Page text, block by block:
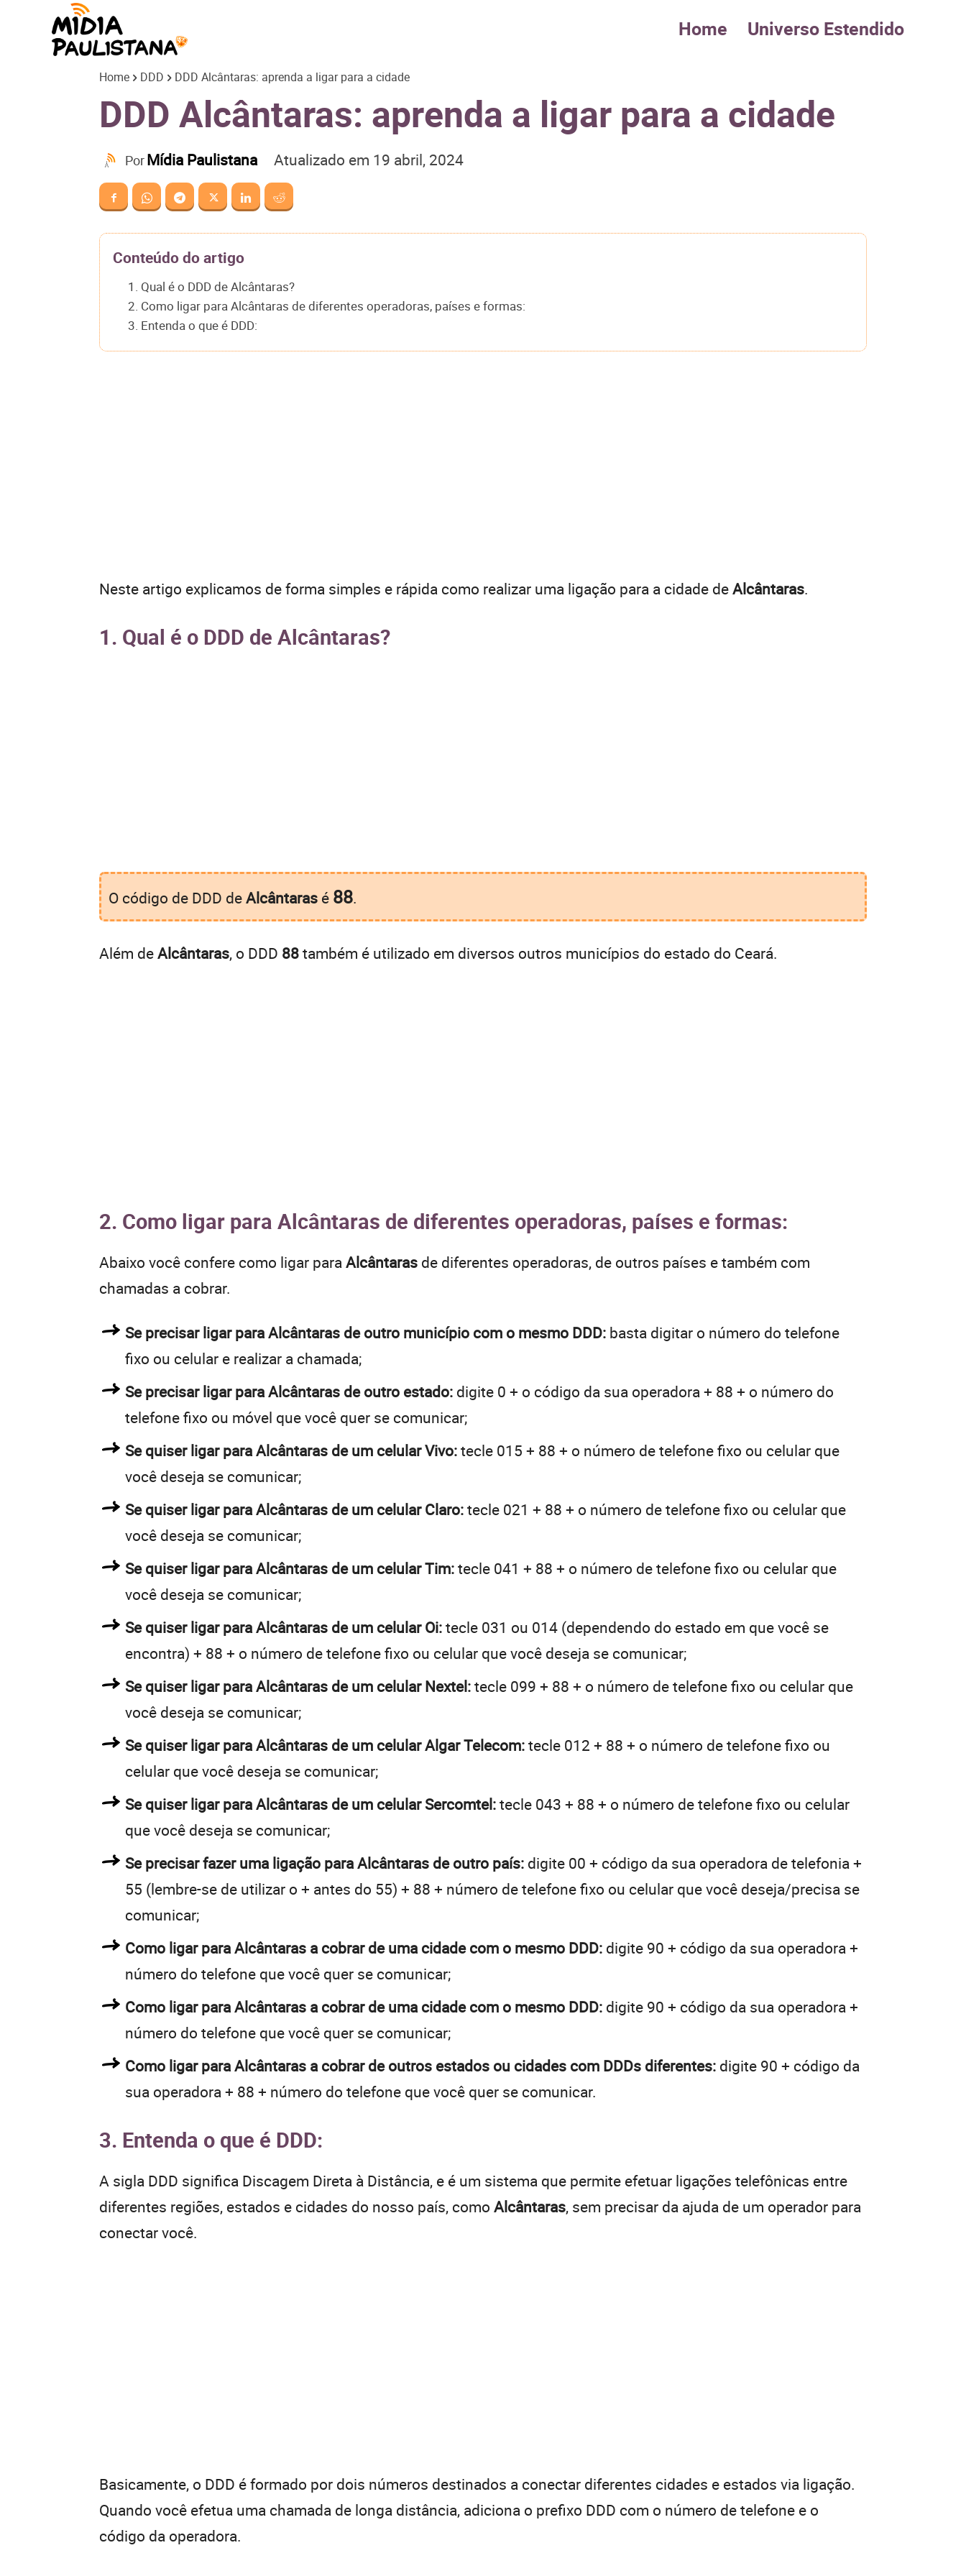
Paulistana
Home Universo Estendido
Home DDD DDD Alcântaras: aprenda a ligar para a cidade
DDD Alcântaras: aprenda a ligar para a cidade
PorMídia Paulistana Atualizado em 19 abril, 2024
Conteúdo do artigo
1. Qual é o DDD de Alcântaras?
2. Como ligar para Alcântaras de diferentes operadoras, países e formas:
3. Entenda o que é DDD:
Neste artigo explicamos de forma simples e rápida como realizar uma ligação para a cidade deAlcântaras.
1. Qual é o DDD de Alcântaras?
O código de DDD deAlcântaras é 88.
Além deAlcântaras, o DDD 88também é utilizado em diversos outros municípios do estado do Ceará.
2. Como ligar para Alcântaras de diferentes operadoras, países e formas:
Abaixo você confere como ligar paraAlcântaras de diferentes operadoras, de outros países e também com
chamadas a cobrar.
Se precisar ligar para Alcântaras de outro município com o mesmo DDD: basta digitar o número do telefone
fixo ou celular e realizar a chamada;
Se precisar ligar para Alcântaras de outro estado: digite 0 + o código da sua operadora + 88 + o número do
telefone fixo ou móvel que você quer se comunicar;
Se quiser ligar para Alcântaras de um celular Vivo:tecle 015 + 88 + o número de telefone fixo ou celular que
você deseja se comunicar;
Se quiser ligar para Alcântaras de um celular Claro:tecle 021 + 88 + o número de telefone fixo ou celular que
você deseja se comunicar;
Se quiser ligar para Alcântaras de um celular Tim:tecle 041 + 88 + o número de telefone fixo ou celular que
você deseja se comunicar;
Se quiser ligar para Alcântaras de um celular Oi:tecle 031 ou 014 (dependendo do estado em que você se
encontra) + 88 + o número de telefone fixo ou celular que você deseja se comunicar;
Se quiser ligar para Alcântaras de um celular Nextel:tecle 099 + 88 + o número de telefone fixo ou celular que
você deseja se comunicar;
Se quiser ligar para Alcântaras de um celular Algar Telecom:tecle 012 + 88 + o número de telefone fixo ou
celular que você deseja se comunicar;
Se quiser ligar para Alcântaras de um celular Sercomtel:tecle 043 + 88 + o número de telefone fixo ou celular
que você deseja se comunicar;
Se precisar fazer uma ligação para Alcântaras de outro país: digite 00 + código da sua operadora de telefonia +
55 (lembre-se de utilizar o + antes do 55) + 88 + número de telefone fixo ou celular que você deseja/precisa se
comunicar;
Como ligar para Alcântaras a cobrar de uma cidade com o mesmo DDD: digite 90 + código da sua operadora +
número do telefone que você quer se comunicar;
Como ligar para Alcântaras a cobrar de uma cidade com o mesmo DDD: digite 90 + código da sua operadora +
número do telefone que você quer se comunicar;
Como ligar para Alcântaras a cobrar de outros estados ou cidades com DDDs diferentes: digite 90 + código da
sua operadora + 88 + número do telefone que você quer se comunicar.
3. Entenda o que é DDD:
A sigla DDD significa Discagem Direta à Distância, e é um sistema que permite efetuar ligações telefônicas entre
diferentes regiões, estados e cidades do nosso país, como Alcântaras, sem precisar da ajuda de um operador para
conectar você.
Basicamente, o DDD é formado por dois números destinados a conectar diferentes cidades e estados via ligação.
Quando você efetua uma chamada de longa distância, adiciona o prefixo DDD com o número de telefone e o
código da operadora.